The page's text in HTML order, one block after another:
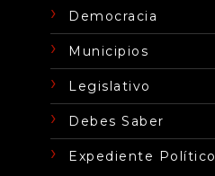
Democracia
Municipios
Legislativo
Debes Saber
Expediente Político